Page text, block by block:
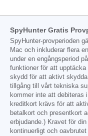
SpyHunter Gratis
SpyHunter-provperioden
Mac och inkluderar flera
under en engångsperiod
funktioner för att
skydd för att aktivt
tillgång till vårt tekniska
kommer inte att debiteras
kreditkort krävs för att
betalkort och presentkort
erbjudande.) Kravet för
kontinuerligt och